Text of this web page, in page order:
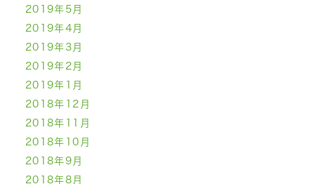
2019年5月
2019年4月
2019年3月
2019年2月
2019年1月
2018年12月
2018年11月
2018年10月
2018年9月
2018年8月